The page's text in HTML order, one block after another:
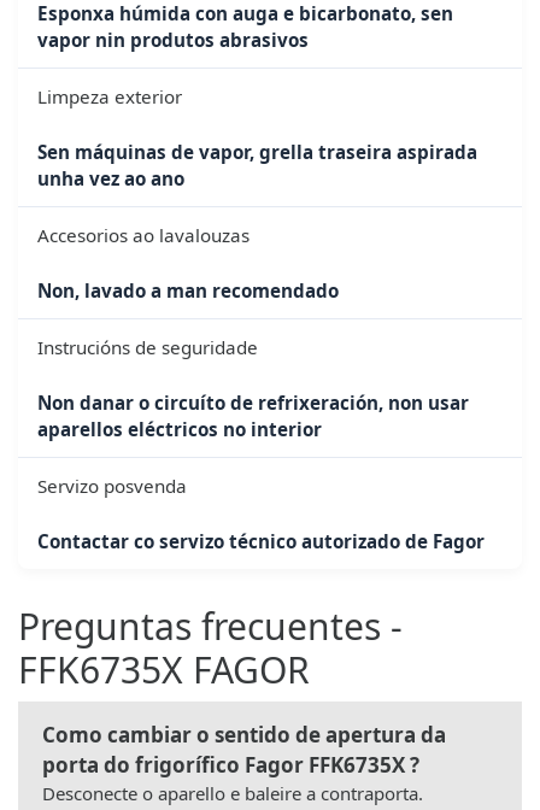
Esponxa húmida con auga e bicarbonato, sen
vapor nin produtos abrasivos
Limpeza exterior
Sen máquinas de vapor, grella traseira aspirada
unha vez ao ano
Accesorios ao lavalouzas
Non, lavado a man recomendado
Instrucións de seguridade
Non danar o circuíto de refrixeración, non usar
aparellos eléctricos no interior
Servizo posvenda
Contactar co servizo técnico autorizado de Fagor
Preguntas frecuentes -
FFK6735X FAGOR
Como cambiar o sentido de apertura da
porta do frigorífico Fagor FFK6735X ?
Desconecte o aparello e baleire a contraporta.